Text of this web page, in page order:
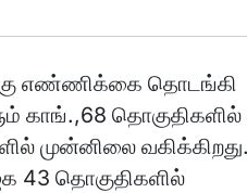
எண்ணிக்கை தொடங்கி
காங்.,68 தொகுதிகளில்
முன்னிலை வகிக்கிறது.
43 தொகுதிகளில்